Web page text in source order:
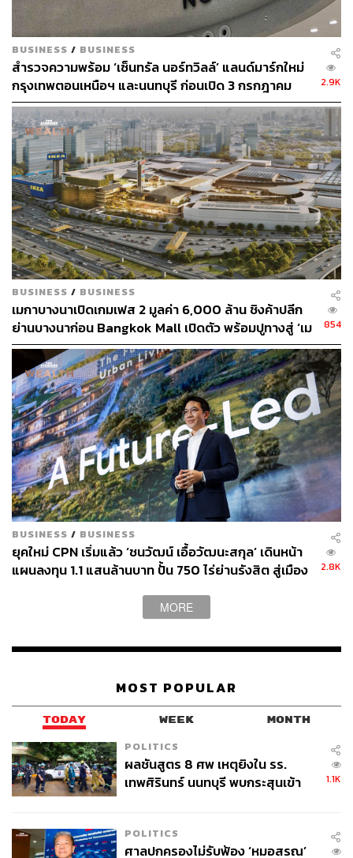
แพงที่สุดในประเทศไทยปี 68 โดยมีราคาประเมินอยู่ที่ 1.9
ล้านบาทต่อตารางวา อัตราการเติบโตสูงถึง 5% (มากกว่า
ย่าน เพลินจิต-ชิดลม, สุขุมวิท, สีลม, สาทร)
ที่สำคัญยังเป็นย่านที่มีฐานกำลังซื้อแข็งแกร่ง ซึ่งปัจจุบัน
โครงการที่อยู่อาศัยที่แวดล้อมศูนย์การค้า The Central
พหลโยธิน มีมากถึง 472 โครงการและมากกว่า 50% เป็น
โครงการในระดับ Upper Segment ขึ้นไป
นอกจากนี้ อาคารสำนักงานต่างๆ ยังมีแนวโน้มขยายตัวสู่
ย่านรอบนอก โดยเฉพาะในแนว North Corridor พหลโยธิน
และวิภาวดีรังสิต ดังนั้นกลุ่มคนทำงานจะเข้ามาในพื้นที่และ
เป็นกำลังซื้อที่มหาศาล ในส่วนอาคารสำนักงานที่ตั้งรอบ
โครงการมีถึง 52 แห่งในจำนวนนี้ 15 แห่งเป็น Grade A
Office
ในส่วนของ Quality Neighbourhood โครงการยังแวดล้อม
ด้วยโรงเรียนชั้นนำ 51 แห่ง (เป็นโรงเรียนอินเตอร์ 6 แห่ง),
มหาวิทยาลัยชั้นนำ 9 แห่ง, และโรงแรม 41 แห่ง
The Central พหลโยธิน ตั้งอยู่บนที่ดิน 49 ไร่ พื้นที่ (GBA)
457,409 ตร.ม. ซึ่งใหญ่ระดับ TOP 5 ของ CPN คาดว่าจะ
ก่อสร้างเสร็จในช่วงไตรมาส 4 ปี 2569
“The Central พหลโยธิน กับเซ็นทรัล ลาดพร้าวมีพื้นที่รวมกัน
เท่ากับเซ็นทรัลเวิลด์ คาดว่าเมื่อเปิดตัวจำนวนลูกค้าจะเพิ่ม
ขึ้นเป็น 2 เท่าจากตัวเลขเดิมของเซ็นทรัล ลาดพร้าว” ดร.ณัฐ
กิตติ์ระบุ “ต่อไปเซ็นทรัล ลาดพร้าวจะถูกปรับให้จับกลุ่มลูกค้า
ระดับบน ส่วน The Central พหลโยธิน จะทำให้มีความหลาก
หลายของแบรนด์ร้านค้าเหมือนเซ็นทรัลเวิลด์”
เบื้องต้นจะมีแค่ศูนย์การค้าก่อน แต่ในระยะหลังๆ เรามักจะ
The Central พหลโยธิน ในส่วนของสำนักงาน โรงแรม และที่
เข้าสู่ศูนย์ฯ ก็อยู่ระหว่างศึกษาเช่นกัน
สามารถติดตาม THE STANDARD WEALTH
ผ่านแอปพลิเคชันต่างๆ ที่คุณสะดวกหรือใช้งานอยู่แล้วได้เลย
TAGS: The Central
CPN
BUSINESS / BUSINESS
สำรวจความพร้อม ‘เซ็นทรัล นอร์ทวิลล์’ แลนด์มาร์กใหม่
กรุงเทพตอนเหนือฯ และนนทบุรี ก่อนเปิด 3 กรกฎาคม
2569 นี้
2.9K
BUSINESS / BUSINESS
เมกาบางนาเปิดเกมเฟส 2 มูลค่า 6,000 ล้าน ชิงค้าปลีก
ย่านบางนาก่อน Bangkok Mall เปิดตัว พร้อมปูทางสู่ ‘เม
กาซิตี้’ 70,000 ล้าน
854
BUSINESS / BUSINESS
ยุคใหม่ CPN เริ่มแล้ว ‘ชนวัฒน์ เอื้อวัฒนะสกุล’ เดินหน้า
แผนลงทุน 1.1 แสนล้านบาท ปั้น 750 ไร่ย่านรังสิต สู่เมือง
2.8K
MORE
MOST POPULAR
TODAY WEEK MONTH
POLITICS
ผลชันสูตร 8 ศพ เหตุยิงใน รร.
เทพศิรินทร์ นนทบุรี พบกระสุนเข้า
1.1K
POLITICS
ศาลปกครองไม่รับฟ้อง ‘หมอสรณ’